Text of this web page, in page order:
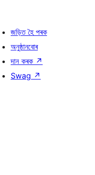
জড়িত হৈ পৰক
অনুষ্ঠানবোৰ
দান কৰক ↗
Swag ↗